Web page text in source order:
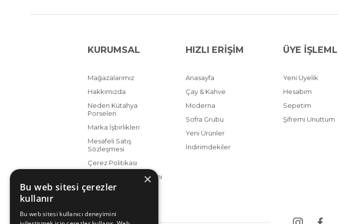
KURUMSAL
Mağazalarımız
Hakkımızda
Neden Kütahya
Porselen
Marka İşbirlikleri
Mesafeli Satış
Sözleşmesi
Çerez Politikası
KVKK Aydınlatma Metni
HIZLI ERİŞİM
Anasayfa
Çay & Kahve
Moderna
Sofra Grubu
Yeni Ürünler
İndirimdekiler
ÜYE
Yeni Üyelik
Hesabım
Sepetim
Şifremi Unuttum
×
Bu web sitesi çerezler
kullanır
Bu web sitesi kullanıcı deneyimini